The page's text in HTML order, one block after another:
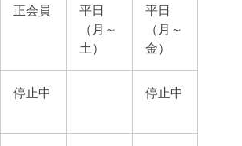
正会員
平日
（月～
土）
平日
（月～
金）
停止中 停止中